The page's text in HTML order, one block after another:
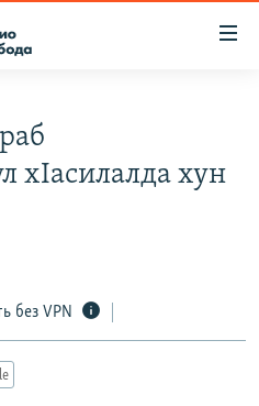
хIасилалда хун
без VPN